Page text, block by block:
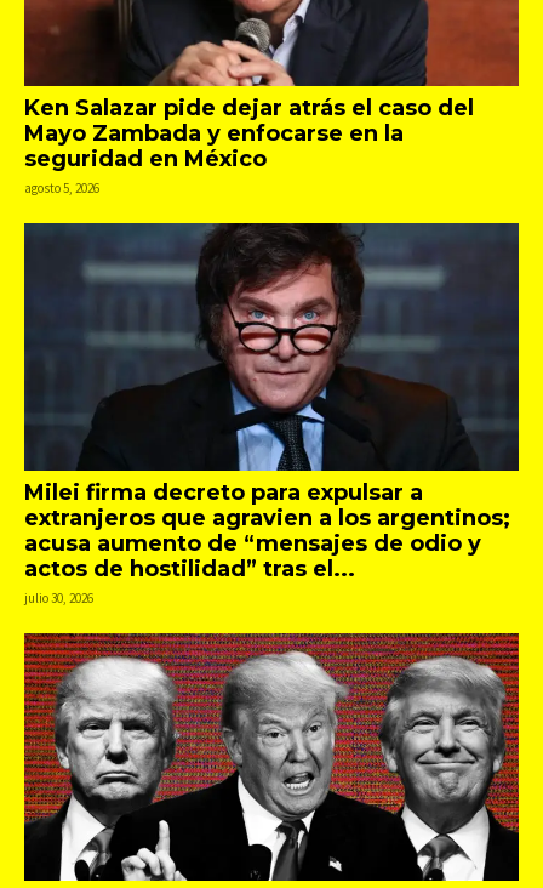
Ken Salazar pide dejar atrás el caso del
Mayo Zambada y enfocarse en la
seguridad en México
agosto 5, 2026
Milei firma decreto para expulsar a
extranjeros que agravien a los argentinos;
acusa aumento de “mensajes de odio y
actos de hostilidad” tras el...
julio 30, 2026